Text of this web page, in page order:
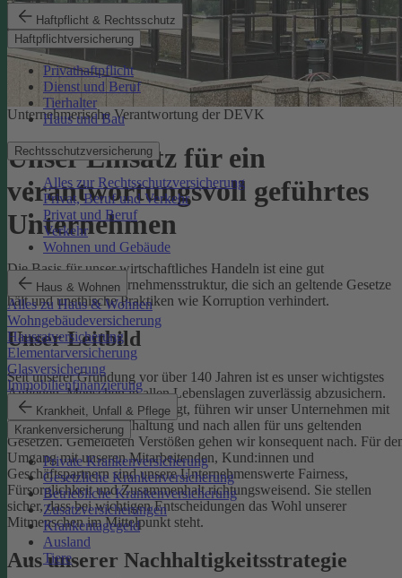
Haftpflicht & Rechtsschutz
Haftpflichtversicherung
Privathaftpflicht
Dienst und Beruf
Tierhalter
Haus und Bau
Rechtsschutzversicherung
Alles zur Rechtsschutzversicherung
Privat, Beruf und Verkehr
Privat und Beruf
Verkehr
Wohnen und Gebäude
Haus & Wohnen
Alles zu Haus & Wohnen
Wohngebäudeversicherung
Hausratversicherung
Elementarversicherung
Glasversicherung
Immobilienfinanzierung
Krankheit, Unfall & Pflege
Krankenversicherung
Private Krankenversicherung
Gesetzliche Krankenversicherung
Betriebliche Krankenversicherung
Zusatzversicherungen
Krankentagegeld
Ausland
Tiere
Unternehmerische Verantwortung der DEVK
Unser Einsatz für ein
verantwortungsvoll geführtes
Unternehmen
Die Basis für unser wirtschaftliches Handeln ist eine gut
funktionierende Unternehmensstruktur, die sich an geltende Gesetze
hält und unethische Praktiken wie Korruption verhindert.
Unser Leitbild
Seit unserer Gründung vor über 140 Jahren ist es unser wichtigstes
Anliegen, Menschen in allen Lebenslagen zuverlässig abzusichern.
Damit uns das weiterhin gelingt, führen wir unser Unternehmen mit
einer ethischen Grundhaltung und nach allen für uns geltenden
Gesetzen. Gemeldeten Verstößen gehen wir konsequent nach. Für
Umgang mit unseren Mitarbeitenden, Kund:innen und
Geschäftspartnern sind unsere Unternehmenswerte Fairness,
Fürsorglichkeit und Zusammenhalt richtungsweisend. Sie stellen
sicher, dass bei wichtigen Entscheidungen das Wohl unserer
Mitmenschen im Mittelpunkt steht.
Aus unserer Nachhaltigkeitsstrategie